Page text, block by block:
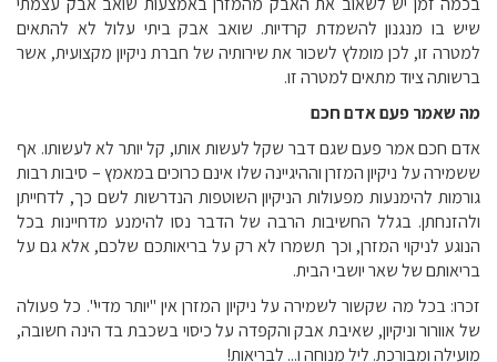
שיש בו מנגנון להשמדת קרדיות. שואב אבק ביתי עלול לא להתאים
למטרה זו, לכן מומלץ לשכור את שירותיה של חברת ניקיון מקצועית, אשר
ברשותה ציוד מתאים למטרה זו.
מה שאמר פעם אדם חכם
אדם חכם אמר פעם שגם דבר שקל לעשות אותו, קל יותר לא לעשותו. אף
ששמירה על ניקיון המזרן וההיגיינה שלו אינם כרוכים במאמץ – סיבות רבות
גורמות להימנעות מפעולות הניקיון השוטפות הנדרשות לשם כך, לדחייתן
ולהזנחתן. בגלל החשיבות הרבה של הדבר נסו להימנע מדחיינות בכל
הנוגע לניקוי המזרן, וכך תשמרו לא רק על בריאותכם שלכם, אלא גם על
בריאותם של שאר יושבי הבית.
זכרו: בכל מה שקשור לשמירה על ניקיון המזרן אין "יותר מדיי". כל פעולה
של אוורור וניקיון, שאיבת אבק והקפדה על כיסוי בשכבת בד הינה חשובה,
מועילה ומבורכת. ליל מנוחה ו... לבריאות!